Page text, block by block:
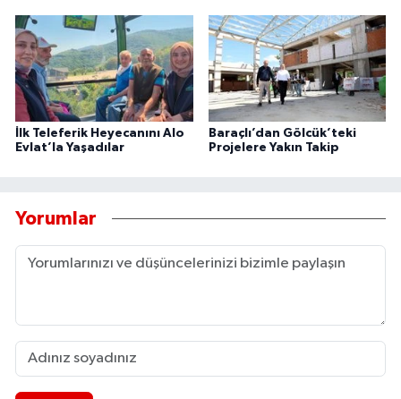
İlk Teleferik Heyecanını Alo
Evlat’la Yaşadılar
Baraçlı’dan Gölcük’teki
Projelere Yakın Takip
Yorumlar